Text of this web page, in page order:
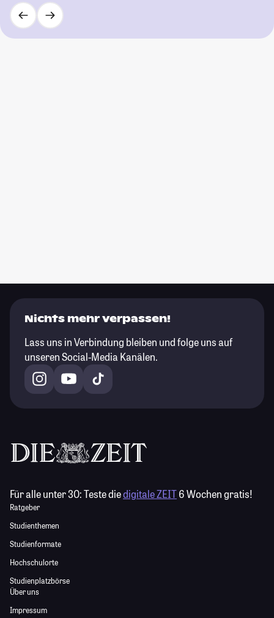
Nichts mehr verpassen!
Lass uns in Verbindung bleiben und folge uns auf
unseren Social-Media Kanälen.
Für alle unter 30:Teste diedigitale ZEIT6 Wochen gratis!
Ratgeber
Studienthemen
Studienformate
Hochschulorte
Studienplatzbörse
Über uns
Impressum